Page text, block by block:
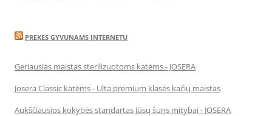
PREKES GYVUNAMS INTERNETU
Geriausias maistas sterilizuotoms katėms - JOSERA
Josera Classic katėms - Ulta premium klasės kačių maistas
Aukščiausios kokybės standartas Jūsų šuns mitybai - JOSERA